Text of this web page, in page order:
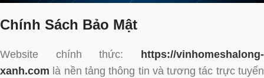
Chính Sách Bảo Mật
Website chính thức:
https://vinhomeshalong-
xanh.com là nền tảng thông tin và tương tác trực tuyến